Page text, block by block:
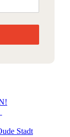
Stadt